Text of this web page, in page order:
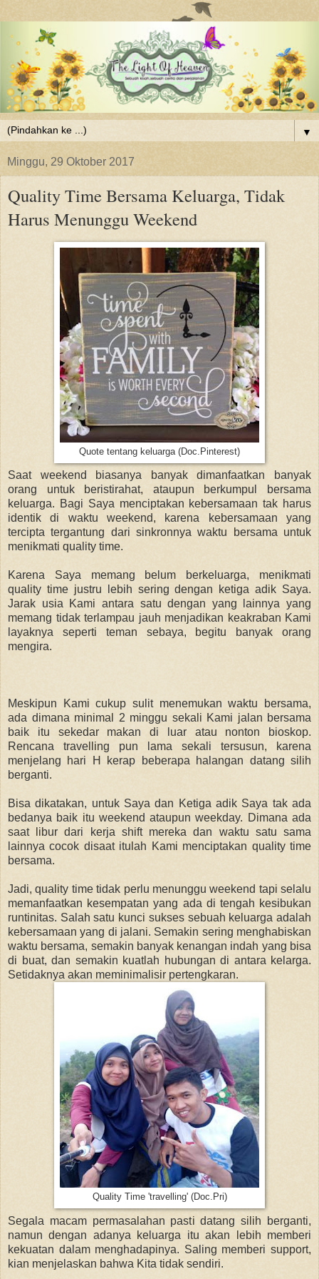
▼
Minggu, 29 Oktober 2017
Quality Time Bersama Keluarga, Tidak
Harus Menunggu Weekend
Quote tentang keluarga (Doc.Pinterest)
Saat weekend biasanya banyak dimanfaatkan banyak
orang untuk beristirahat, ataupun berkumpul bersama
keluarga. Bagi Saya menciptakan kebersamaan tak harus
identik di waktu weekend, karena kebersamaan yang
tercipta tergantung dari sinkronnya waktu bersama untuk
menikmati quality time.
Karena Saya memang belum berkeluarga, menikmati
quality time justru lebih sering dengan ketiga adik Saya.
Jarak usia Kami antara satu dengan yang lainnya yang
memang tidak terlampau jauh menjadikan keakraban Kami
layaknya seperti teman sebaya, begitu banyak orang
mengira.
Meskipun Kami cukup sulit menemukan waktu bersama,
ada dimana minimal 2 minggu sekali Kami jalan bersama
baik itu sekedar makan di luar atau nonton bioskop.
Rencana travelling pun lama sekali tersusun, karena
menjelang hari H kerap beberapa halangan datang silih
berganti.
Bisa dikatakan, untuk Saya dan Ketiga adik Saya tak ada
bedanya baik itu weekend ataupun weekday. Dimana ada
saat libur dari kerja shift mereka dan waktu satu sama
lainnya cocok disaat itulah Kami menciptakan quality time
bersama.
Jadi, quality time tidak perlu menunggu weekend tapi selalu
memanfaatkan kesempatan yang ada di tengah kesibukan
runtinitas. Salah satu kunci sukses sebuah keluarga adalah
kebersamaan yang di jalani. Semakin sering menghabiskan
waktu bersama, semakin banyak kenangan indah yang bisa
di buat, dan semakin kuatlah hubungan di antara kelarga.
Setidaknya akan meminimalisir pertengkaran.
Quality Time 'travelling' (Doc.Pri)
Segala macam permasalahan pasti datang silih berganti,
namun dengan adanya keluarga itu akan lebih memberi
kekuatan dalam menghadapinya. Saling memberi support,
kian menjelaskan bahwa Kita tidak sendiri.